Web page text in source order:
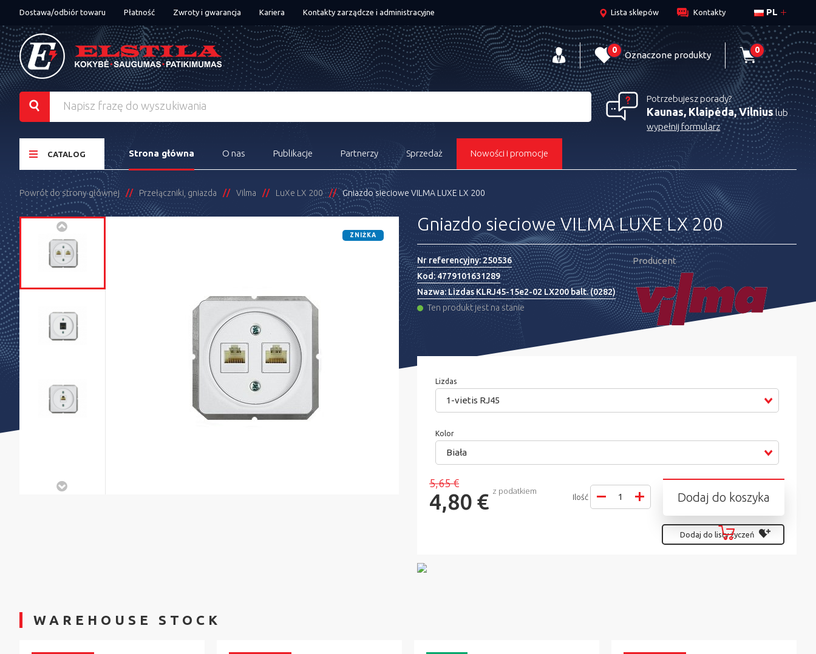
Dostawa/odbiór towaru Płatność Zwroty i gwarancja Kariera Kontakty zarządcze i administracyjne PL
Lista sklepów Kontakty
0 Oznaczone produkty 0
Potrzebujesz porady?
Kaunas, Klaipėda, Vilniuslub
wypełnij formularz
CATALOG Strona główna O nas Publikacje Partnerzy Sprzedaż Nowości i promocje
Powrót do strony głównej Przełączniki, gniazda Vilma LuXe LX 200 Gniazdo sieciowe VILMA LUXE LX 200
ZNIŻKA
Gniazdo sieciowe VILMA LUXE LX 200
Nr referencyjny:250536
Kod:4779101631289
Nazwa:Lizdas KLRJ45-15e2-02 LX200 balt. (0282)
Ten produkt jest na stanie
Producent
Lizdas
1-vietis RJ45
Kolor
Biała
5,65 €
4,80 € z podatkiem Dodaj do koszyka
Ilość
Dodaj do listy życzeń
WAREHOUSE STOCK